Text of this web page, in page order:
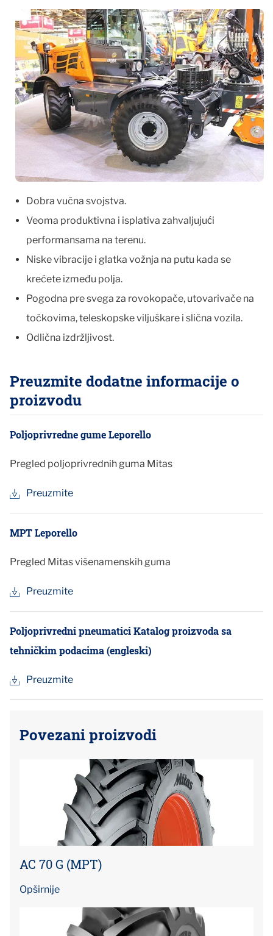
Dobra vučna svojstva.
Veoma produktivna i isplativa zahvaljujući
performansama na terenu.
Niske vibracije i glatka vožnja na putu kada se
krećete između polja.
Pogodna pre svega za rovokopače, utovarivače na
točkovima, teleskopske viljuškare i slična vozila.
Odlična izdržljivost.
Preuzmite dodatne informacije o
proizvodu
Poljoprivredne gume Leporello
Pregled poljoprivrednih guma Mitas
Preuzmite
MPT Leporello
Pregled Mitas višenamenskih guma
Preuzmite
Poljoprivredni pneumatici Katalog proizvoda sa
tehničkim podacima (engleski)
Preuzmite
Povezani proizvodi
AC 70 G (MPT)
Opširnije